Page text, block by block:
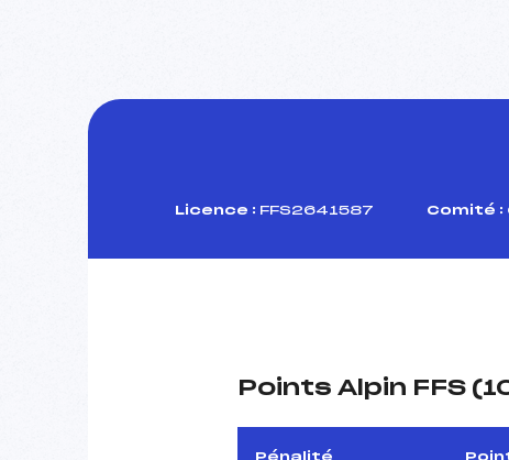
Licence : FFS2641587 Comité :
Points Alpin FFS
Pénalité